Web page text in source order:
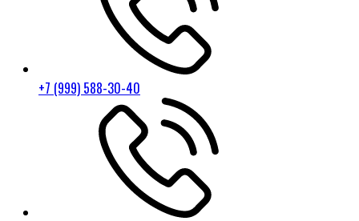
+7 (999) 588-30-40